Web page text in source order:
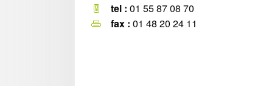
tel : 01 55 87 08 70
fax : 01 48 20 24 11